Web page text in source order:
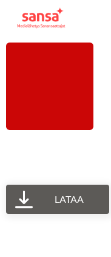
LATAA